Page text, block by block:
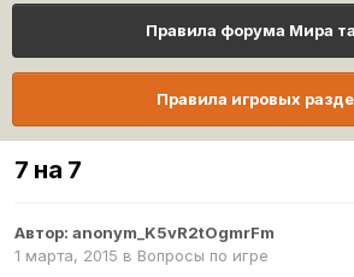
Правила форума Мира
Правила игровых
7 на 7
Автор: anonym_K5vR2tOgmrFm
1 марта, 2015 в Вопросы по игре